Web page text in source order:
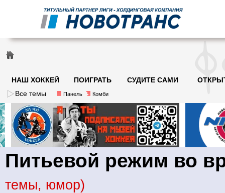
НАШ ХОККЕЙ ПОИГРАТЬ СУДИТЕ САМИ
Все темы
Панель Комби
Питьевой режим во
темы, юмор)